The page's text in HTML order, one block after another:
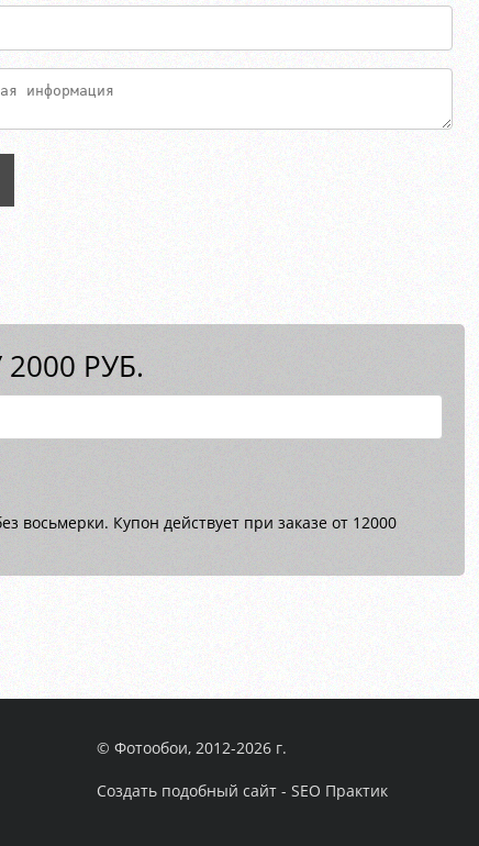
РУБ.
Купон действует при заказе от 12000
© Фотообои, 2012-2026 г.
Создать подобный сайт - SEO Практик